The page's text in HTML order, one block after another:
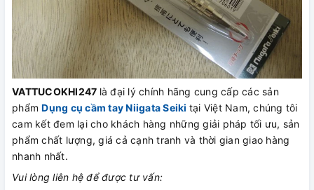
VATTUCOKHI247 là đại lý chính hãng cung cấp các sản
phẩmDụng cụ cầm tay Niigata Seiki tại Việt Nam, chúng tôi
cam kết đem lại cho khách hàng những giải pháp tối ưu, sản
phẩm chất lượng, giá cả cạnh tranh và thời gian giao hàng
nhanh nhất.
Vui lòng liên hệ để được tư vấn: